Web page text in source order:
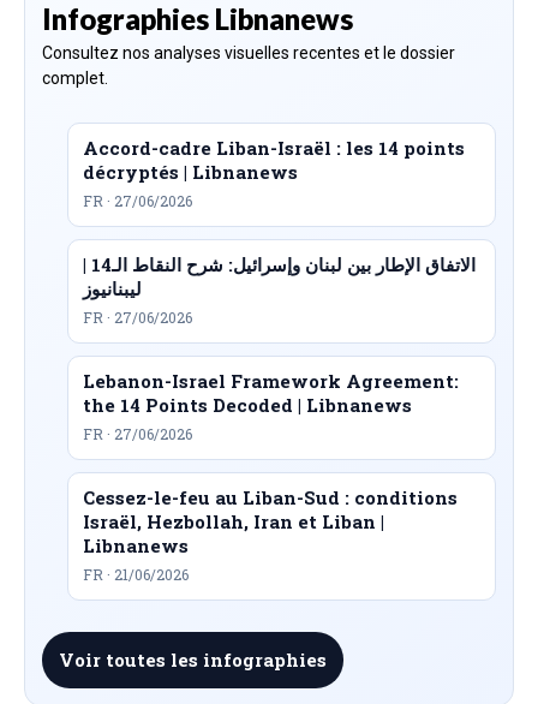
Infographies Libnanews
Consultez nos analyses visuelles recentes et le dossier
complet.
Accord-cadre Liban-Israël : les 14 points
décryptés | Libnanews
FR · 27/06/2026
الاتفاق الإطار بين لبنان وإسرائيل: شرح النقاط الـ14 |
ليبنانيوز
FR · 27/06/2026
Lebanon-Israel Framework Agreement:
the 14 Points Decoded | Libnanews
FR · 27/06/2026
Cessez-le-feu au Liban-Sud : conditions
Israël, Hezbollah, Iran et Liban |
Libnanews
FR · 21/06/2026
Voir toutes les infographies